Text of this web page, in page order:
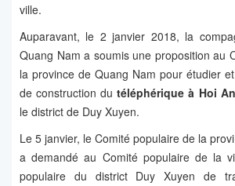
ville.
Auparavant, le 2 janvier 2018, la
Quang Nam a soumis une proposition au
la province de Quang Nam pour étudier
de construction dutéléphérique à Hoi An
le district de Duy Xuyen.
Le 5 janvier, le Comité populaire de la
a demandé au Comité populaire de la
populaire du district Duy Xuyen de